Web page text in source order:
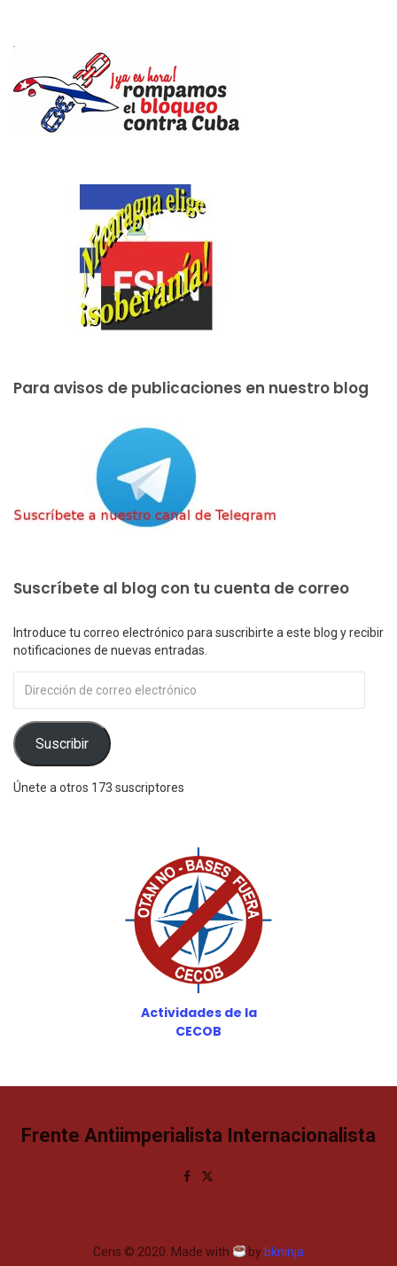
Para avisos de publicaciones en nuestro blog
Suscríbete al blog con tu cuenta de correo
Introduce tu correo electrónico para suscribirte a este blog y recibir
notificaciones de nuevas entradas.
de
electrónico
Suscribir
Únete a otros 173 suscriptores
Actividades de la
CECOB
Frente Antiimperialista Internacionalista
Ceris © 2020. Made with by bkninja